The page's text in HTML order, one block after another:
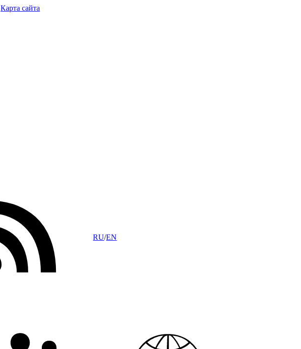
Карта сайта
RU/EN